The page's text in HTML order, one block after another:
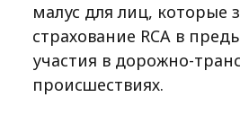
малус для лиц, которые
страхование RCA в
участия в дорожно-
происшествиях.